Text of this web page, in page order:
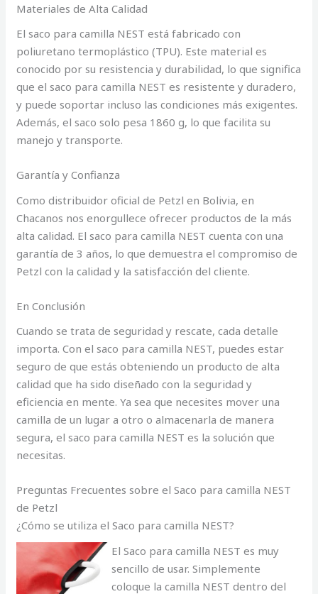
Materiales de Alta Calidad
El saco para camilla NEST está fabricado con
poliuretano termoplástico (TPU). Este material es
conocido por su resistencia y durabilidad, lo que significa
que el saco para camilla NEST es resistente y duradero,
y puede soportar incluso las condiciones más exigentes.
Además, el saco solo pesa 1860 g, lo que facilita su
manejo y transporte.
Garantía y Confianza
Como distribuidor oficial de Petzl en Bolivia, en
Chacanos nos enorgullece ofrecer productos de la más
alta calidad. El saco para camilla NEST cuenta con una
garantía de 3 años, lo que demuestra el compromiso de
Petzl con la calidad y la satisfacción del cliente.
En Conclusión
Cuando se trata de seguridad y rescate, cada detalle
importa. Con el saco para camilla NEST, puedes estar
seguro de que estás obteniendo un producto de alta
calidad que ha sido diseñado con la seguridad y
eficiencia en mente. Ya sea que necesites mover una
camilla de un lugar a otro o almacenarla de manera
segura, el saco para camilla NEST es la solución que
necesitas.
Preguntas Frecuentes sobre el Saco para camilla NEST
de Petzl
¿Cómo se utiliza el Saco para camilla NEST?
El Saco para camilla NEST es muy
sencillo de usar. Simplemente
coloque la camilla NEST dentro del